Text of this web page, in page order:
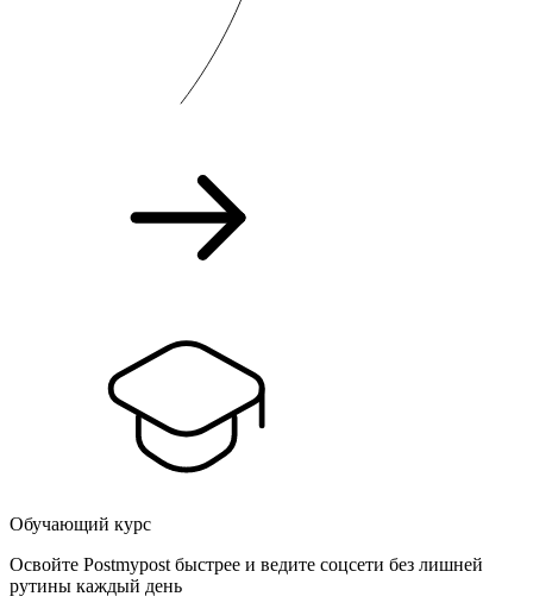
Обучающий курс
Освойте Postmypost быстрее и ведите соцсети без лишней
рутины каждый день